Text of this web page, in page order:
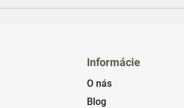
Informácie
O nás
Blog